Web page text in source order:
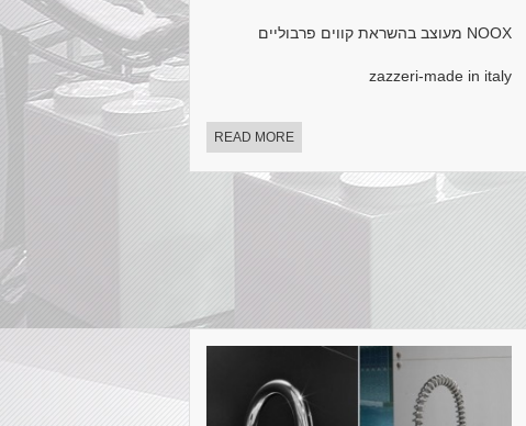
NOOX מעוצב בהשראת קווים פרבוליים
zazzeri-made in italy
READ MORE